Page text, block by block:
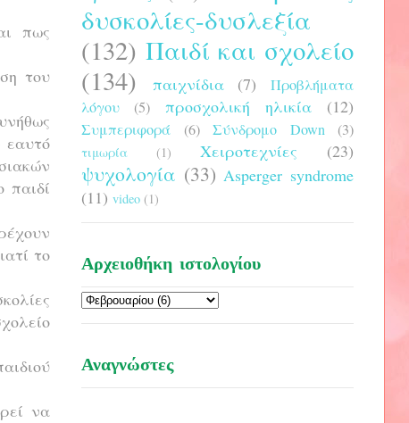
πως
του
εαυτό
παιδί
το
να
δυσκολίες-δυσλεξία
(132) Παιδί και σχολείο
(134)
παιχνίδια (7)
Προβλήματα
λόγου
(5) προσχολική ηλικία (12)
Συμπεριφορά (6) Σύνδρομο Down (3)
τιμωρία (1) Χειροτεχνίες (23)
ψυχολογία (33) Asperger syndrome
(11) video (1)
Αρχειοθήκη ιστολογίου
Αναγνώστες